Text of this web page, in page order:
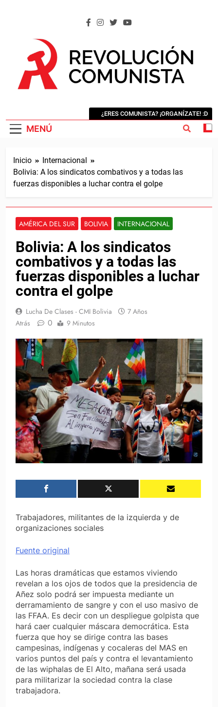
MENÚ
¿ERES COMUNISTA? ¡ORGANÍZATE! :D
Inicio
Internacional
Bolivia: A los sindicatos combativos y a todas las
fuerzas disponibles a luchar contra el golpe
AMÉRICA DEL SUR BOLIVIA INTERNACIONAL
Bolivia: A los sindicatos
combativos y a todas las
fuerzas disponibles a luchar
contra el golpe
Lucha De Clases - CMI Bolivia
7 Años
Atrás
0 9 Minutos
Trabajadores, militantes de la izquierda y de
organizaciones sociales
Fuente original
Las horas dramáticas que estamos viviendo
revelan a los ojos de todos que la presidencia de
Añez solo podrá ser impuesta mediante un
derramamiento de sangre y con el uso masivo de
las FFAA. Es decir con un despliegue golpista que
hará caer cualquier máscara democrática. Esta
fuerza que hoy se dirige contra las bases
campesinas, indígenas y cocaleras del MAS en
varios puntos del país y contra el levantamiento
de las wiphalas de El Alto, mañana será usada
para militarizar la sociedad contra la clase
trabajadora.